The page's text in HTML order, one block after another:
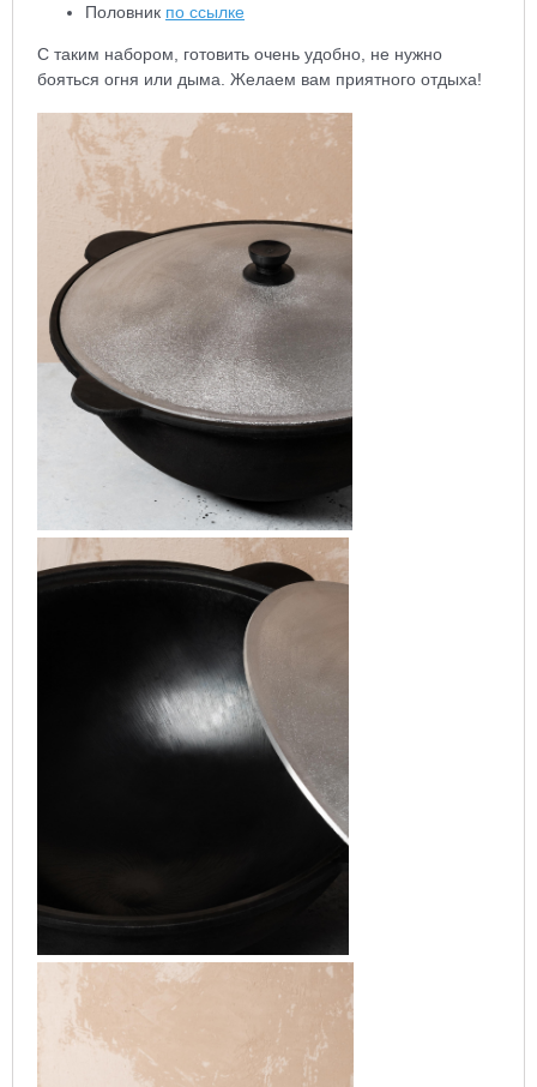
Половник по ссылке
С таким набором, готовить очень удобно, не нужно
бояться огня или дыма. Желаем вам приятного отдыха!